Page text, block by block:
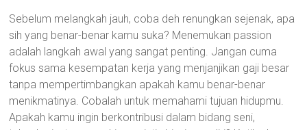
Sebelum melangkah jauh, coba deh renungkan sejenak, apa
sih yang benar-benar kamu suka? Menemukan passion
adalah langkah awal yang sangat penting. Jangan cuma
fokus sama kesempatan kerja yang menjanjikan gaji besar
tanpa mempertimbangkan apakah kamu benar-benar
menikmatinya. Cobalah untuk memahami tujuan hidupmu.
Apakah kamu ingin berkontribusi dalam bidang seni,